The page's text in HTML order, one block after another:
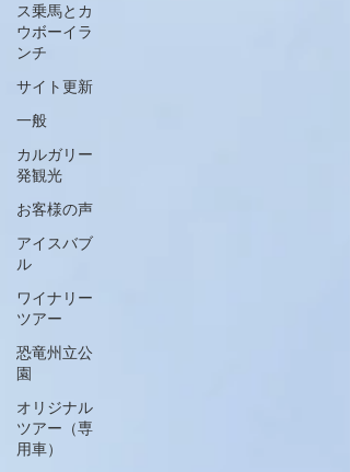
ス乗馬とカ
ウボーイラ
ンチ
サイト更新
一般
カルガリー
発観光
お客様の声
アイスバブ
ル
ワイナリー
ツアー
恐竜州立公
園
オリジナル
ツアー（専
用車）